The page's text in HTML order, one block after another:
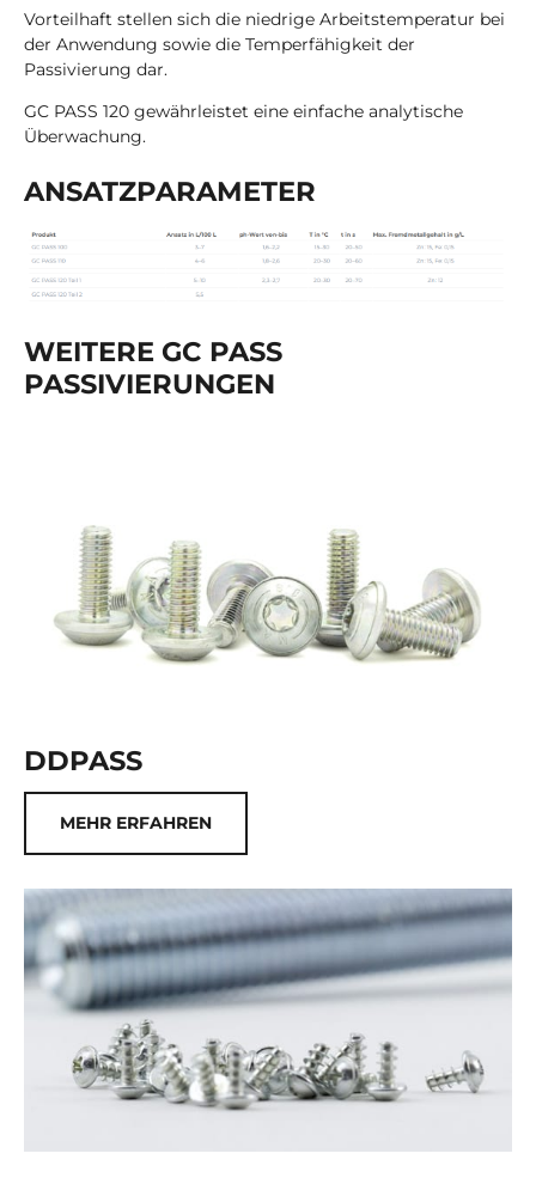
Vorteilhaft stellen sich die niedrige Arbeitstemperatur bei
der Anwendung sowie die Temperfähigkeit der
Passivierung dar.
GC PASS 120 gewährleistet eine einfache analytische
Überwachung.
ANSATZPARAMETER
WEITERE GC PASS
PASSIVIERUNGEN
DDPASS
MEHR ERFAHREN